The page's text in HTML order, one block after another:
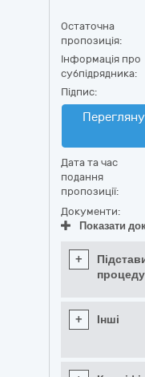
Остаточна
пропозиція:
Інформація про
субпідрядника:
Підпис:
Дата та час
подання
пропозиції:
Документи:
Показати
+
+ Інші